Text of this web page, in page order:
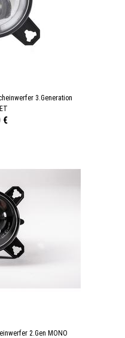
3.Generation
€
2.Gen MONO